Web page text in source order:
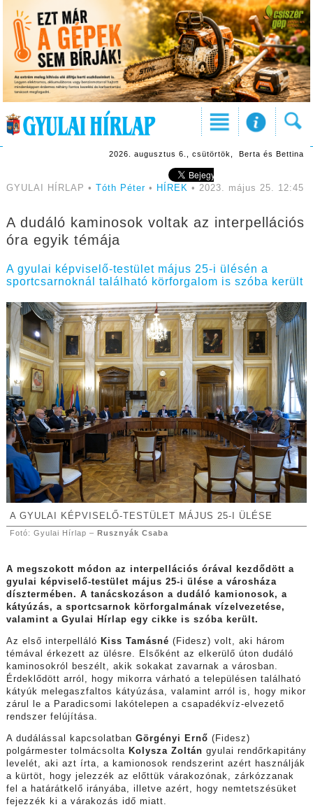
2026. augusztus 6., csütörtök, Berta és Bettina
GYULAI HÍRLAP • Tóth Péter• HÍREK • 2023. május 25. 12:45
A dudáló kaminosok voltak az interpellációs
óra egyik témája
A gyulai képviselő-testület május 25-i ülésén a
sportcsarnoknál található körforgalom is szóba került
A GYULAI KÉPVISELŐ-TESTÜLET MÁJUS 25-I ÜLÉSE
Fotó: Gyulai Hírlap – Rusznyák Csaba
A megszokott módon az interpellációs órával kezdődött a
gyulai képviselő-testület május 25-i ülése a városháza
dísztermében. A tanácskozáson a dudáló kamionosok, a
kátyúzás, a sportcsarnok körforgalmának vízelvezetése,
valamint a Gyulai Hírlap egy cikke is szóba került.
Az első interpelláló Kiss Tamásné (Fidesz) volt, aki három
témával érkezett az ülésre. Elsőként az elkerülő úton dudáló
kaminosokról beszélt, akik sokakat zavarnak a városban.
Érdeklődött arról, hogy mikorra várható a településen található
kátyúk melegaszfaltos kátyúzása, valamint arról is, hogy mikor
zárul le a Paradicsomi lakótelepen a csapadékvíz-elvezető
rendszer felújítása.
A dudálással kapcsolatban Görgényi Ernő (Fidesz)
polgármester tolmácsolta Kolysza Zoltán gyulai rendőrkapitány
levelét, aki azt írta, a kamionosok rendszerint azért használják
a kürtöt, hogy jelezzék az előttük várakozónak, zárkózzanak
fel a határátkelő irányába, illetve azért, hogy nemtetszésüket
fejezzék ki a várakozás idő miatt.